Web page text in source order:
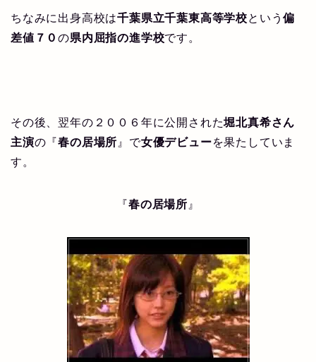
ちなみに出身高校は千葉県立千葉東高等学校という偏
差値７０の県内屈指の進学校です。
その後、翌年の２００６年に公開された堀北真希さん
主演の『春の居場所 』で女優デビューを果たしていま
す。
『春の居場所 』